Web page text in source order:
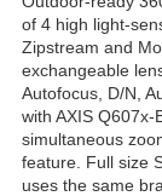
of 4 high light-
Zipstream and
exchangeable
Autofocus, D/N,
with AXIS
simultaneous
feature. Full size
uses the same